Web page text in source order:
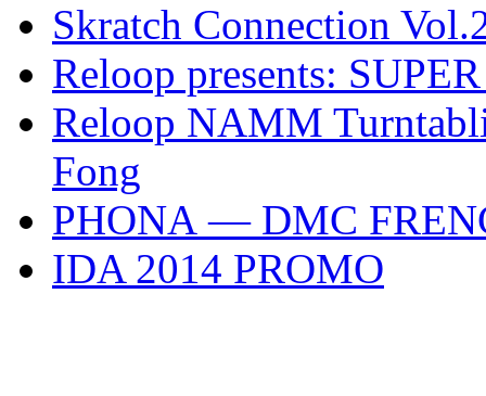
Skratch Connection
Reloop presents:
Reloop NAMM
Fong
PHONA — DMC
IDA 2014 PROMO